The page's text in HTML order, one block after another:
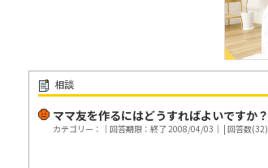
相談
ママ友を作るにはどうすればよいですか？
カテゴリー：｜回答期限：終了 2008/04/03｜ | 回答数(32)